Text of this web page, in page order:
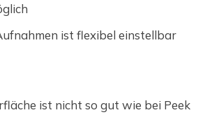
ist flexibel einstellbar
ist nicht so gut wie bei Peek